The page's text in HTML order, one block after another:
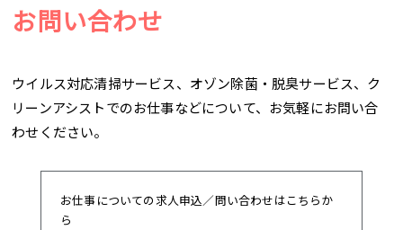
お問い合わせ
ウイルス対応清掃サービス、オゾン除菌・脱臭サービス、ク
リーンアシストでのお仕事などについて、お気軽にお問い合
わせください。
お仕事についての求人申込／問い合わせはこちらか
ら